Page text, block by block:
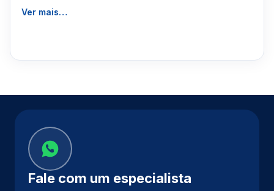
Ver mais…
Fale com um especialista